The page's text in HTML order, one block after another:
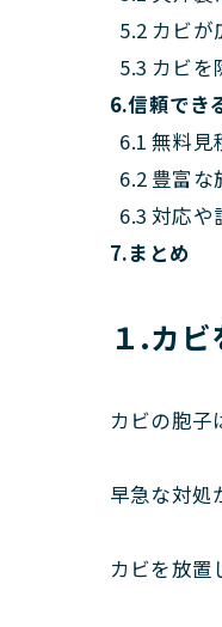
5.2 カビが
5.3 カビを
6.信頼でき
6.1 無料見
6.2 豊富な
6.3 対応や
7.まとめ
１.カ
カビの胞子
早急な対処
カビを放置